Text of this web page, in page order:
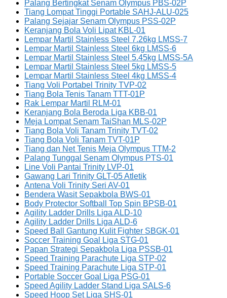
Palang Bertingkat Senam Olympus PBS-02P
Tiang Lompat Tinggi Portable SAHJ-ALU-025
Palang Sejajar Senam Olympus PSS-02P
Keranjang Bola Voli Lipat KBL-01
Lempar Martil Stainless Steel 7.26kg LMSS-7
Lempar Martil Stainless Steel 6kg LMSS-6
Lempar Martil Stainless Steel 5.45kg LMSS-5A
Lempar Martil Stainless Steel 5kg LMSS-5
Lempar Martil Stainless Steel 4kg LMSS-4
Tiang Voli Portabel Trinity TVP-02
Tiang Bola Tenis Tanam TTT-01P
Rak Lempar Martil RLM-01
Keranjang Bola Beroda Liga KBB-01
Meja Lompat Senam TaiShan MLS-02P
Tiang Bola Voli Tanam Trinity TVT-02
Tiang Bola Voli Tanam TVT-01P
Tiang dan Net Tenis Meja Olympus TTM-2
Palang Tunggal Senam Olympus PTS-01
Line Voli Pantai Trinity LVP-01
Gawang Lari Trinity GLT-05 Atletik
Antena Voli Trinity Seri AV-01
Bendera Wasit Sepakbola BWS-01
Body Protector Softball Top Spin BPSB-01
Agility Ladder Drills Liga ALD-10
Agility Ladder Drills Liga ALD-6
Speed Ball Gantung Kulit Fighter SBGK-01
Soccer Training Goal Liga STG-01
Papan Strategi Sepakbola Liga PSSB-01
Speed Training Parachute Liga STP-02
Speed Training Parachute Liga STP-01
Portable Soccer Goal Liga PSG-01
Speed Agility Ladder Stand Liga SALS-6
Speed Hoop Set Liga SHS-01